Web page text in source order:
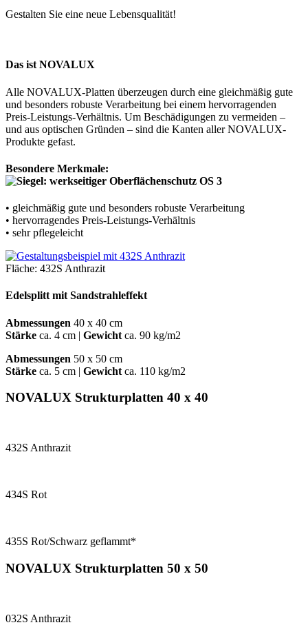
Gestalten Sie eine neue Lebensqualität!
Das ist NOVALUX
Alle NOVALUX-Platten überzeugen durch eine gleichmäßig gute
und besonders robuste Verarbeitung bei einem hervorragenden
Preis-Leistungs-Verhältnis. Um Beschädigungen zu vermeiden –
und aus optischen Gründen – sind die Kanten aller NOVALUX-
Produkte gefast.
Besondere Merkmale:
• gleichmäßig gute und besonders robuste Verarbeitung
• hervorragendes Preis-Leistungs-Verhältnis
• sehr pflegeleicht
Fläche: 432S Anthrazit
Edelsplitt mit Sandstrahleffekt
Abmessungen 40 x 40 cm
Stärke ca. 4 cm | Gewicht ca. 90 kg/m2
Abmessungen 50 x 50 cm
Stärke ca. 5 cm | Gewicht ca. 110 kg/m2
NOVALUX Strukturplatten 40 x 40
432S Anthrazit
434S Rot
435S Rot/Schwarz geflammt*
NOVALUX Strukturplatten 50 x 50
032S Anthrazit